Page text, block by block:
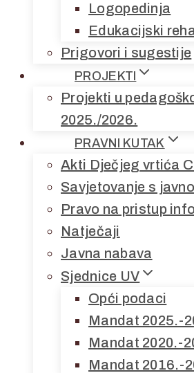
Logopedinja
Edukacijski
Prigovori i sugestije
PROJEKTI
Projekti u
2025./2026.
PRAVNI KUTAK
Akti Dječjeg vrtića
Savjetovanje s
Pravo na pristup
Natječaji
Javna nabava
Sjednice UV
Opći podaci
Mandat 2025.-
Mandat 2020.-
Mandat 2016.-